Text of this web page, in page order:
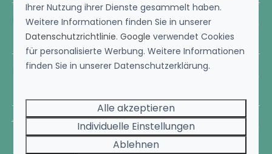
Urlaub
Unterkünfte
Ferienpark
Ihrer Nutzung ihrer Dienste gesammelt haben.
Weitere Informationen finden Sie in unserer
Datenschutzrichtlinie.Google verwendet Cookies
für personalisierte Werbung. Weitere Informationen
finden Sie in unserer Datenschutzerklärung.
Alle akzeptieren
Individuelle Einstellungen
Ablehnen